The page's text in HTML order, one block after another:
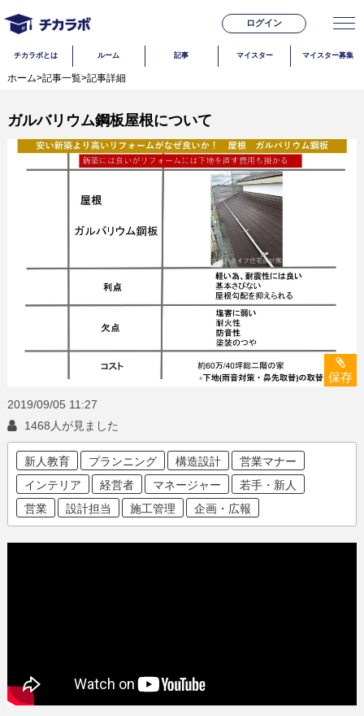
ログイン
チカラボとは ルーム 記事 マイスター マイスター募集
ホーム>記事一覧>記事詳細
ガルバリウム鋼板屋根について
保存
2019/09/05 11:27
1468人が見ました
新人教育 プランニング 構造設計
営業マナー
インテリア
経営者 マネージャー
若手・新人
営業
設計担当 施工管理 企画・広報